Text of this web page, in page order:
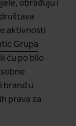
obrađuju i
aktivnosti
Grupa
ću po bilo
brand u
prava za